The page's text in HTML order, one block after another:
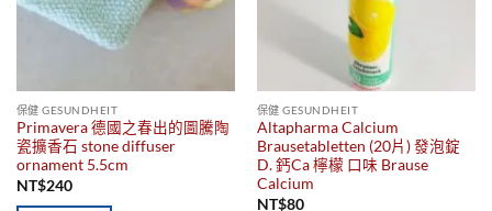
保健 GESUNDHEIT
Primavera 德國之春出的圖騰陶
瓷擴香石 stone diffuser
ornament 5.5cm
NT$240
保健 GESUNDHEIT
Altapharma Calcium
Brausetabletten (20片) 發泡錠
D. 鈣Ca 檸檬 口味 Brause
Calcium
NT$80